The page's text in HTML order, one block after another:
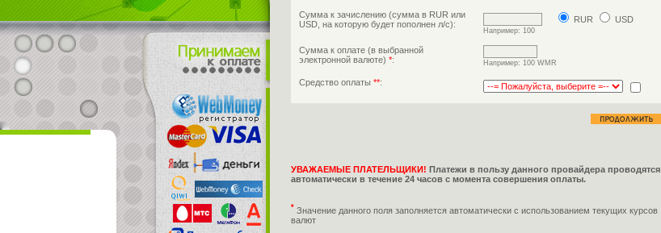
Сумма к зачислению (сумма в RUR или
USD, на которую будет пополнен л/с):
RUR USD
Например: 100
Сумма к оплате (в выбранной
электронной валюте) *: Например: 100 WMR
Средство оплаты **:
УВАЖАЕМЫЕ ПЛАТЕЛЬЩИКИ! Платежи в пользу данного провайдера проводятся
автоматически в течение 24 часов с момента совершения оплаты.
* Значение данного поля заполняется автоматически с использованием текущих курсов
валют